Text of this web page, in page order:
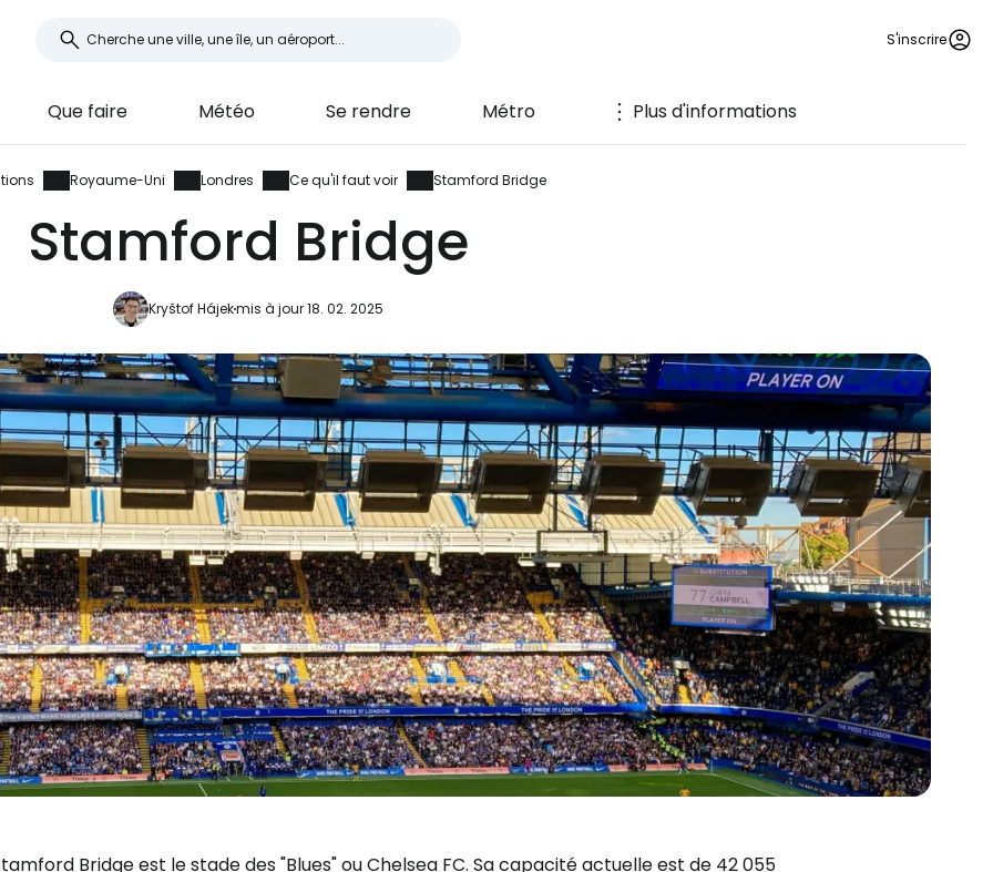
S'inscrire
Que faire Météo Se rendre Métro Plus d'informations
Royaume-Uni Londres Ce qu'il faut voir Stamford Bridge
Stamford Bridge
Kryštof Hájekmis à jour 18. 02. 2025
Bridge est le stade des "Blues" ou Chelsea FC. Sa capacité actuelle est de 42 055